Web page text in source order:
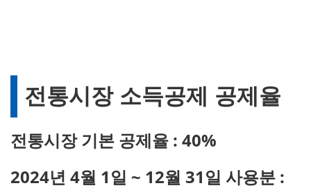
전통시장 소득공제 공제율
전통시장 기본 공제율 : 40%
2024년 4월 1일 ~ 12월 31일 사용분 :